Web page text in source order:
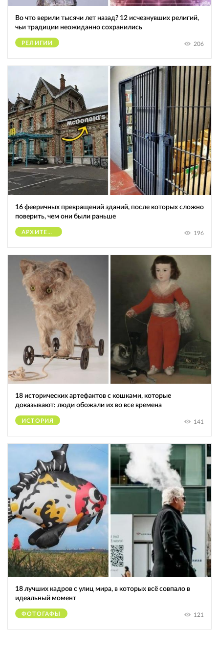
Во что верили тысячи лет назад? 12 исчезнувших религий,
чьи традиции неожиданно сохранились
РЕЛИГИИ 206
16 фееричных превращений зданий, после которых сложно
поверить, чем они были раньше
АРХИТЕКТУРА 196
18 исторических артефактов с кошками, которые
доказывают: люди обожали их во все времена
ИСТОРИЯ 141
18 лучших кадров с улиц мира, в которых всё совпало в
идеальный момент
ФОТОГАФЫ 121